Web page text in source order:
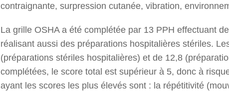
contraignante, surpression cutanée, vibration,
La grille OSHA a été complétée par 13 PPH effectuant
réalisant aussi des préparations hospitalières stériles.
(préparations stériles hospitalières) et de 12,8
complétées, le score total est supérieur à 5, donc à
ayant les scores les plus élevés sont : la répétitivité